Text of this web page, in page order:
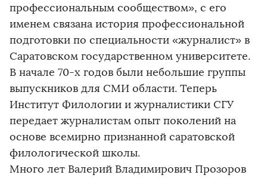
профессиональным сообществом», с его
именем связана история профессиональной
подготовки по специальности «журналист» в
Саратовском государственном университете.
В начале 70-х годов были небольшие группы
выпускников для СМИ области. Теперь
Институт Филологии и журналистики СГУ
передает журналистам опыт поколений на
основе всемирно признанной саратовской
филологической школы.
Много лет Валерий Владимирович Прозоров